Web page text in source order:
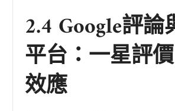
2.4 Google評
平台：一星評
效應